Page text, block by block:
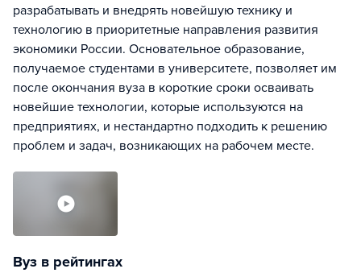
разрабатывать и внедрять новейшую технику и
технологию в приоритетные направления развития
экономики России. Основательное образование,
получаемое студентами в университете, позволяет им
после окончания вуза в короткие сроки осваивать
новейшие технологии, которые используются на
предприятиях, и нестандартно подходить к решению
проблем и задач, возникающих на рабочем месте.
Вуз в рейтингах